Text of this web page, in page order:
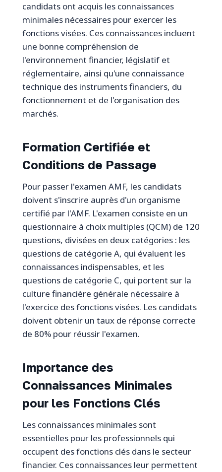
candidats ont acquis les connaissances
minimales nécessaires pour exercer les
fonctions visées. Ces connaissances incluent
une bonne compréhension de
l'environnement financier, législatif et
réglementaire, ainsi qu'une connaissance
technique des instruments financiers, du
fonctionnement et de l'organisation des
marchés.
Formation Certifiée et
Conditions de Passage
Pour passer l'examen AMF, les candidats
doivent s'inscrire auprès d'un organisme
certifié par l'AMF. L'examen consiste en un
questionnaire à choix multiples (QCM) de 120
questions, divisées en deux catégories : les
questions de catégorie A, qui évaluent les
connaissances indispensables, et les
questions de catégorie C, qui portent sur la
culture financière générale nécessaire à
l'exercice des fonctions visées. Les candidats
doivent obtenir un taux de réponse correcte
de 80% pour réussir l'examen.
Importance des
Connaissances Minimales
pour les Fonctions Clés
Les connaissances minimales sont
essentielles pour les professionnels qui
occupent des fonctions clés dans le secteur
financier. Ces connaissances leur permettent